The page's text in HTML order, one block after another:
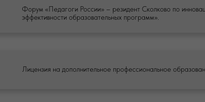
Форум «Педагоги России» – резидент Сколково по
эффективности образовательных программ».
Лицензия на дополнительное профессиональное
на куки